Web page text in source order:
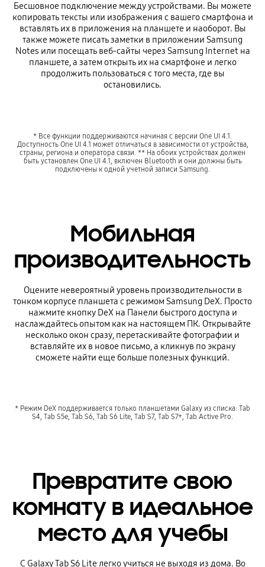
Бесшовное подключение между устройствами. Вы можете
копировать тексты или изображения с вашего смартфона и
вставлять их в приложения на планшете и наоборот. Вы
также можете писать заметки в приложении Samsung
Notes или посещать веб-сайты через Samsung Internet на
планшете, а затем открыть их на смартфоне и легко
продолжить пользоваться с того места, где вы
остановились.
* Все функции поддерживаются начиная с версии One UI 4.1.
Доступность One UI 4.1 может отличаться в зависимости от устройства,
страны, региона и оператора связи. ** На обоих устройствах должен
быть установлен One UI 4.1, включен Bluetooth и они должны быть
подключены к одной учетной записи Samsung.
Мобильная
производительность
Оцените невероятный уровень производительности в
тонком корпусе планшета с режимом Samsung DeX. Просто
нажмите кнопку DeX на Панели быстрого доступа и
наслаждайтесь опытом как на настоящем ПК. Открывайте
несколько окон сразу, перетаскивайте фотографии и
вставляйте их в новое письмо, а кликнув по экрану
сможете найти еще больше полезных функций.
* Режим DeX поддерживается только планшетами Galaxy из списка: Tab
S4, Tab S5e, Tab S6, Tab S6 Lite, Tab S7, Tab S7+, Tab Active Pro.
Превратите свою
комнату в идеальное
место для учебы
С Galaxy Tab S6 Lite легко учиться не выходя из дома. Во